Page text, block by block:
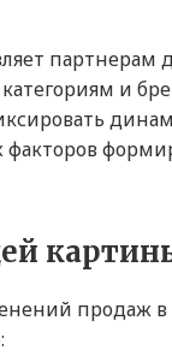
партнерам
и
продаж в